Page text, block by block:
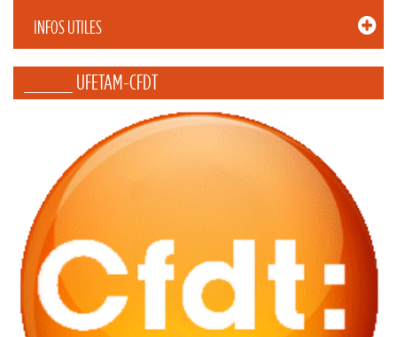
INFOS UTILES
_____ UFETAM-CFDT